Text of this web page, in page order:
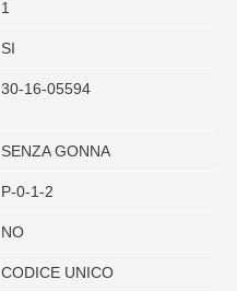
1
SI
30-16-05594
SENZA GONNA
P-0-1-2
NO
CODICE UNICO